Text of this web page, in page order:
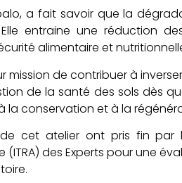
a fait savoir que la
Elle entraine une réduction
alimentaire et
mission de contribuer à
de la santé des sols dès
la conservation et à la
cet atelier ont pris fin par
des Experts pour une